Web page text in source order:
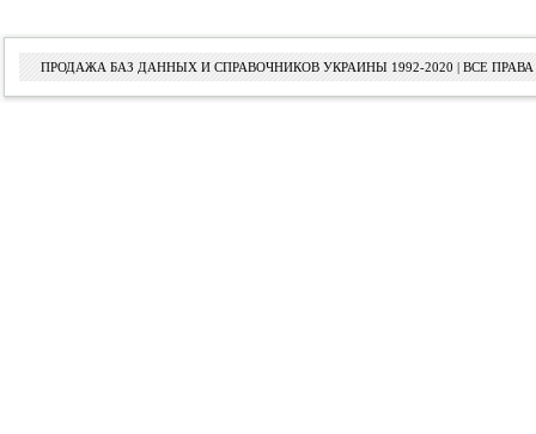
ПРОДАЖА БАЗ ДАННЫХ И СПРАВОЧНИКОВ УКРАИНЫ 1992-2020 | ВСЕ